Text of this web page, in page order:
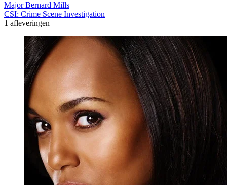
Major Bernard Mills
CSI: Crime Scene Investigation
1 afleveringen